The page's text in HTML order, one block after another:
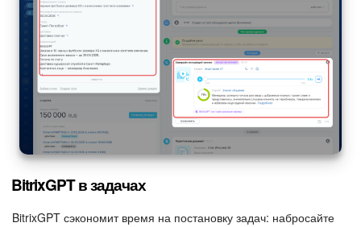
BitrixGPT в задачах
BitrixGPT сэкономит время на постановку задач: набросайте